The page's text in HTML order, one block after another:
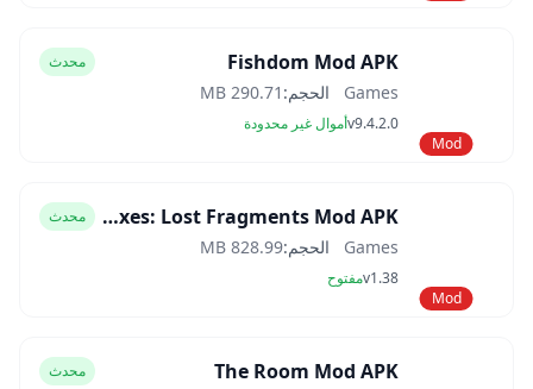
Mod
Fishdom Mod APK محدث
Games الحجم: 290.71 MB
v9.4.2.0أموال غير محدودة
Mod
Boxes: Lost Fragments Mod APK محدث
Games الحجم:828.99 MB
v1.38مفتوح
The Room Mod APK محدث